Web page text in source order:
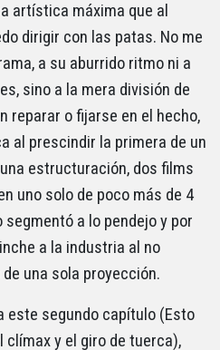
artística máxima que al
dirigir con las patas. No me
a su aburrido ritmo ni a
sino a la mera división de
reparar o fijarse en el hecho,
al prescindir la primera de un
estructuración, dos films
uno solo de poco más de 4
a lo pendejo y por
a la industria al no
una sola proyección.
este segundo capítulo (Esto
clímax y el giro de tuerca),